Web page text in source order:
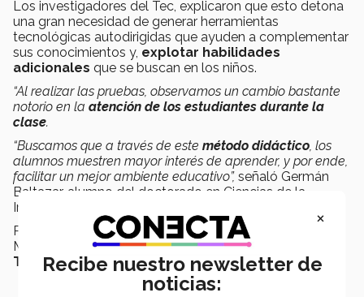
Los investigadores del Tec, explicaron que esto detona
una gran necesidad de generar herramientas
tecnológicas autodirigidas que ayuden a complementar
sus conocimientos y, explotar habilidades
adicionales que se buscan en los niños.
“Al realizar las pruebas, observamos un cambio bastante
notorio en la atención de los estudiantes durante la
clase.
“Buscamos que a través de este método didáctico, los
alumnos muestren mayor interés de aprender, y por ende,
facilitar un mejor ambiente educativo”, señaló Germán
Baltazar, alumno del doctorado en Ciencias de la
Ingeniería.
Para este proyecto también colaboran el doctor Arturo
Molina, y maestro Omar Mata, todos investigadores del
Tecnológico de Monterrey .
×
Recibe nuestro newsletter de
noticias: